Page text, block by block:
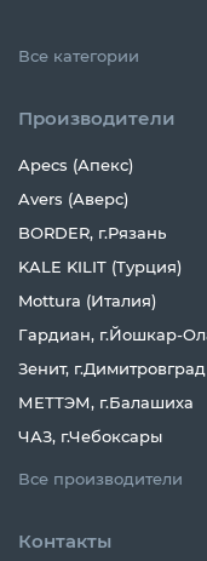
Все категории
Производители
Apecs (Апекс)
Avers (Аверс)
BORDER, г.Рязань
KALE KILIT (Турция)
Mottura (Италия)
Гардиан, г.Йошкар-
Зенит, г.Димитровград
МЕТТЭМ, г.Балашиха
ЧАЗ, г.Чебоксары
Все производители
Контакты